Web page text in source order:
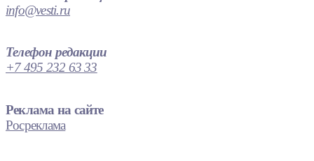
info@vesti.ru
Телефон редакции
+7 495 232 63 33
Реклама на сайте
Росреклама